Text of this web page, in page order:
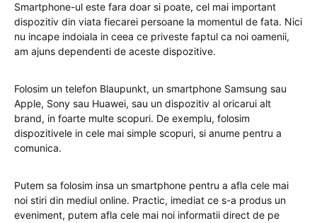
Smartphone-ul este fara doar si poate, cel mai important
dispozitiv din viata fiecarei persoane la momentul de fata. Nici
nu incape indoiala in ceea ce priveste faptul ca noi oamenii,
am ajuns dependenti de aceste dispozitive.
Folosim un telefon Blaupunkt, un smartphone Samsung sau
Apple, Sony sau Huawei, sau un dispozitiv al oricarui alt
brand, in foarte multe scopuri. De exemplu, folosim
dispozitivele in cele mai simple scopuri, si anume pentru a
comunica.
Putem sa folosim insa un smartphone pentru a afla cele mai
noi stiri din mediul online. Practic, imediat ce s-a produs un
eveniment, putem afla cele mai noi informatii direct de pe